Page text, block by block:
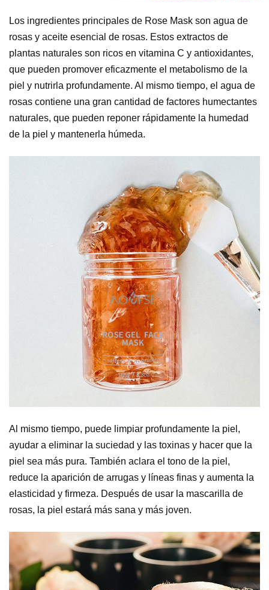
Los ingredientes principales de Rose Mask son agua de
rosas y aceite esencial de rosas. Estos extractos de
plantas naturales son ricos en vitamina C y antioxidantes,
que pueden promover eficazmente el metabolismo de la
piel y nutrirla profundamente. Al mismo tiempo, el agua de
rosas contiene una gran cantidad de factores humectantes
naturales, que pueden reponer rápidamente la humedad
de la piel y mantenerla húmeda.
Al mismo tiempo, puede limpiar profundamente la piel,
ayudar a eliminar la suciedad y las toxinas y hacer que la
piel sea más pura. También aclara el tono de la piel,
reduce la aparición de arrugas y líneas finas y aumenta la
elasticidad y firmeza. Después de usar la mascarilla de
rosas, la piel estará más sana y más joven.